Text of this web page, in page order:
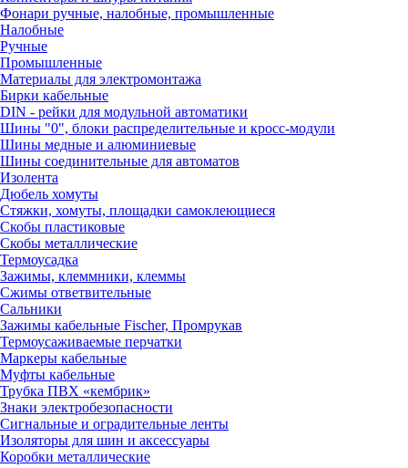
Фонари ручные, налобные, промышленные
Налобные
Ручные
Промышленные
Материалы для электромонтажа
Бирки кабельные
DIN - рейки для модульной автоматики
Шины "0", блоки распределительные и кросс-модули
Шины медные и алюминиевые
Шины соединительные для автоматов
Изолента
Дюбель хомуты
Стяжки, хомуты, площадки самоклеющиеся
Скобы пластиковые
Скобы металлические
Термоусадка
Зажимы, клеммники, клеммы
Сжимы ответвительные
Сальники
Зажимы кабельные Fischer, Промрукав
Термоусаживаемые перчатки
Маркеры кабельные
Муфты кабельные
Трубка ПВХ «кембрик»
Знаки электробезопасности
Сигнальные и оградительные ленты
Изоляторы для шин и аксессуары
Коробки металлические